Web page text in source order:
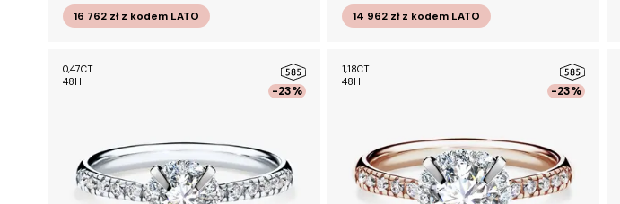
16 762 zł z kodemLATO 14 962 zł z kodemLATO
-23%
0,47CT
48H
-23%
1,18CT
48H